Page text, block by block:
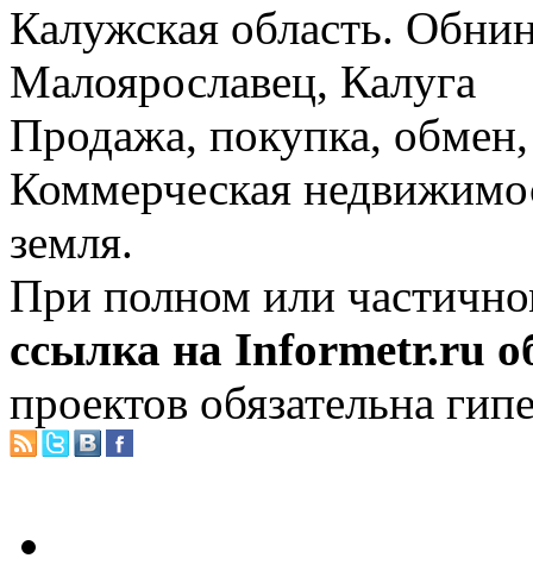
Калужская область.
Малоярославец, Калуга
Продажа, покупка, обмен,
Коммерческая
земля.
При полном или
ссылка на Informetr.ru
проектов обязательна